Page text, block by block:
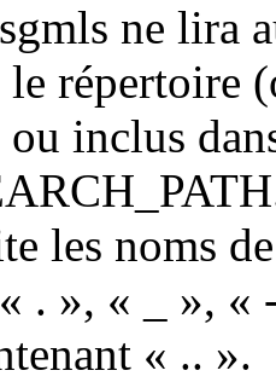
ne lira
le répertoire
ou inclus
les noms
. », « _ », «
« .. ».